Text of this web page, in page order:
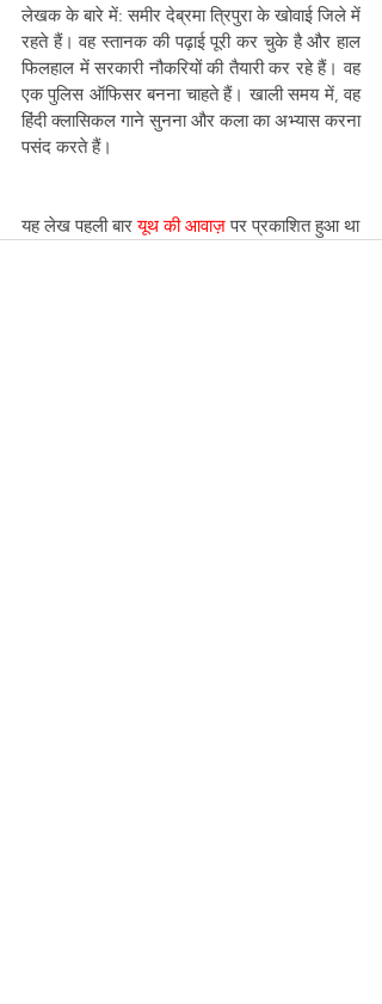
लेखक के बारे में: समीर देब्रमा त्रिपुरा के खोवाई जिले में
रहते हैं। वह स्तानक की पढ़ाई पूरी कर चुके है और हाल
फिलहाल में सरकारी नौकरियों की तैयारी कर रहे हैं। वह
एक पुलिस ऑफिसर बनना चाहते हैं। खाली समय में, वह
हिंदी क्लासिकल गाने सुनना और कला का अभ्यास करना
पसंद करते हैं।
यह लेख पहली बार यूथ की आवाज़ पर प्रकाशित हुआ था